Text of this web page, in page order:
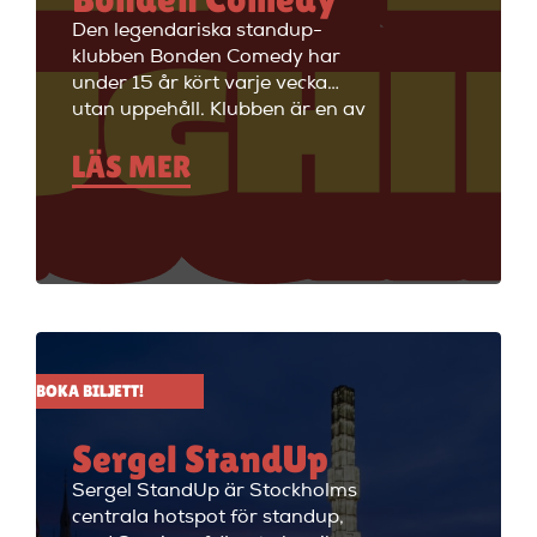
Den legendariska standup-
klubben Bonden Comedy har
under 15 år kört varje vecka
utan uppehåll. Klubben är en av
Stockholms äldsta
standupklubbar och är känd för
att ha de bästa komikerna i
välkommen till Big Ben Stand
LÄS MER
BOKA BILJETT!
Sergel StandUp
Sergel StandUp är Stockholms
centrala hotspot för standup,